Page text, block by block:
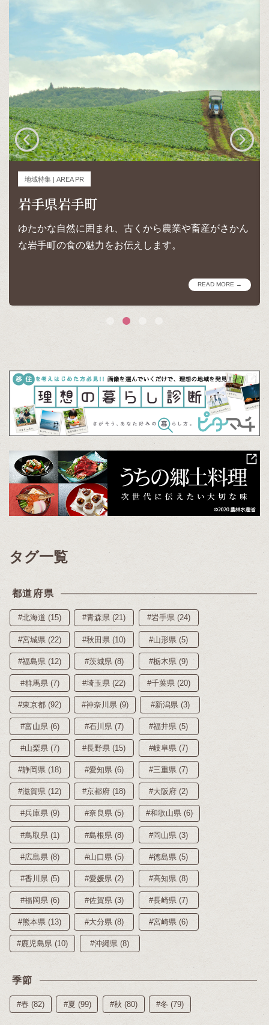
地域特集 | AREA PR
岩手県岩手町
ゆたかな自然に囲まれ、古くから農業や畜産がさかん
な岩手町の食の魅力をお伝えします。
READ MORE →
タグ一覧
都道府県
#北海道 (15) #青森県 (21) #岩手県 (24)
#宮城県 (22) #秋田県 (10) #山形県 (5)
#福島県 (12) #茨城県 (8) #栃木県 (9)
#群馬県 (7) #埼玉県 (22) #千葉県 (20)
#東京都 (92) #神奈川県 (9) #新潟県 (3)
#富山県 (6) #石川県 (7) #福井県 (5)
#山梨県 (7) #長野県 (15) #岐阜県 (7)
#静岡県 (18) #愛知県 (6) #三重県 (7)
#滋賀県 (12) #京都府 (18) #大阪府 (2)
#兵庫県 (9) #奈良県 (5) #和歌山県 (6)
#鳥取県 (1) #島根県 (8) #岡山県 (3)
#広島県 (8) #山口県 (5) #徳島県 (5)
#香川県 (5) #愛媛県 (2) #高知県 (8)
#福岡県 (6) #佐賀県 (3) #長崎県 (7)
#熊本県 (13) #大分県 (8) #宮崎県 (6)
#鹿児島県 (10) #沖縄県 (8)
季節
#春 (82) #夏 (99) #秋 (80) #冬 (79)